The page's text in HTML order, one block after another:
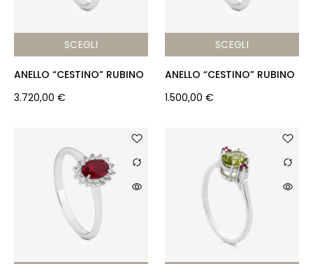
SCEGLI
ANELLO “CESTINO” RUBINO
3.720,00 €
SCEGLI
ANELLO “CESTINO” RUBINO
1.500,00 €